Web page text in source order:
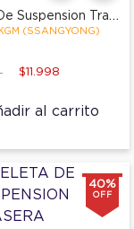
Bieleta De Suspension Trasera
KGM (SSANGYONG)
from
to $11.998
40%
OFF